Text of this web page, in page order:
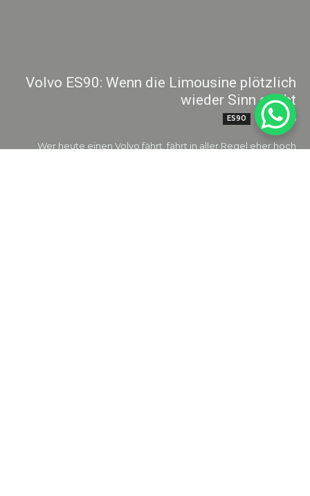
Volvo ES90: Wenn die Limousine plötzlich
wieder Sinn ergibt
ES90 06. 08. 2026
Wer heute einen Volvo fährt, fährt in aller Regel eher hoch